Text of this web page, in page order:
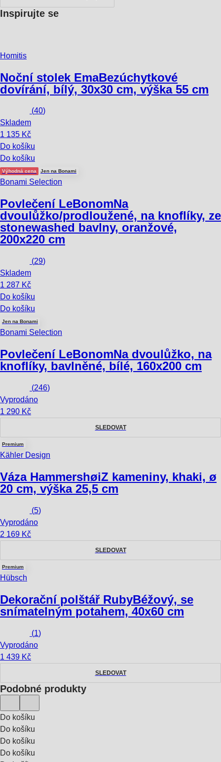
Inspirujte se
Homitis
Noční stolek EmaBezúchytkové
dovírání, bílý, 30x30 cm, výška 55 cm
(40)
Skladem
1 135 Kč
Do košíku
Do košíku
Výhodná cena Jen na Bonami
Bonami Selection
Povlečení LeBonomNa
dvoulůžko/prodloužené, na knoflíky, ze
stonewashed bavlny, oranžové,
200x220 cm
(29)
Skladem
1 287 Kč
Do košíku
Do košíku
Jen na Bonami
Bonami Selection
Povlečení LeBonomNa dvoulůžko, na
knoflíky, bavlněné, bílé, 160x200 cm
(246)
Vyprodáno
1 290 Kč
SLEDOVAT
Premium
Kähler Design
Váza HammershøiZ kameniny, khaki, ø
20 cm, výška 25,5 cm
(5)
Vyprodáno
2 169 Kč
SLEDOVAT
Premium
Hübsch
Dekorační polštář RubyBéžový, se
snímatelným potahem, 40x60 cm
(1)
Vyprodáno
1 439 Kč
SLEDOVAT
Podobné produkty
Do košíku
Do košíku
Do košíku
Do košíku